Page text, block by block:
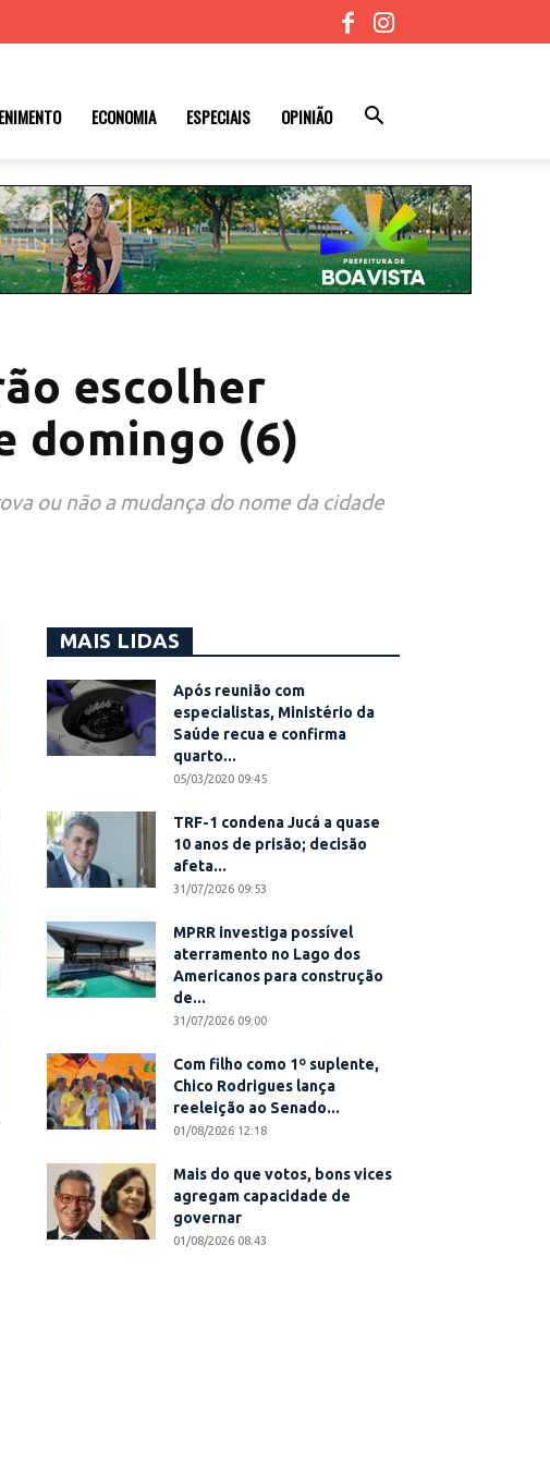
ECONOMIA ESPECIAIS OPINIÃO
escolher
domingo (6)
ou não a mudança do nome da cidade
MAIS LIDAS
Após reunião com
especialistas, Ministério da
Saúde recua e confirma
quarto...
05/03/2020 09:45
TRF-1 condena Jucá a quase
10 anos de prisão; decisão
afeta...
31/07/2026 09:53
MPRR investiga possível
aterramento no Lago dos
Americanos para construção
de...
31/07/2026 09:00
Com filho como 1º suplente,
Chico Rodrigues lança
reeleição ao Senado...
01/08/2026 12:18
Mais do que votos, bons vices
agregam capacidade de
governar
01/08/2026 08:43